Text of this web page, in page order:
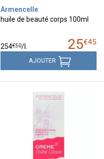
Armencelle
huile de beauté corps 100ml
25€45
254€50/
AJOUTER